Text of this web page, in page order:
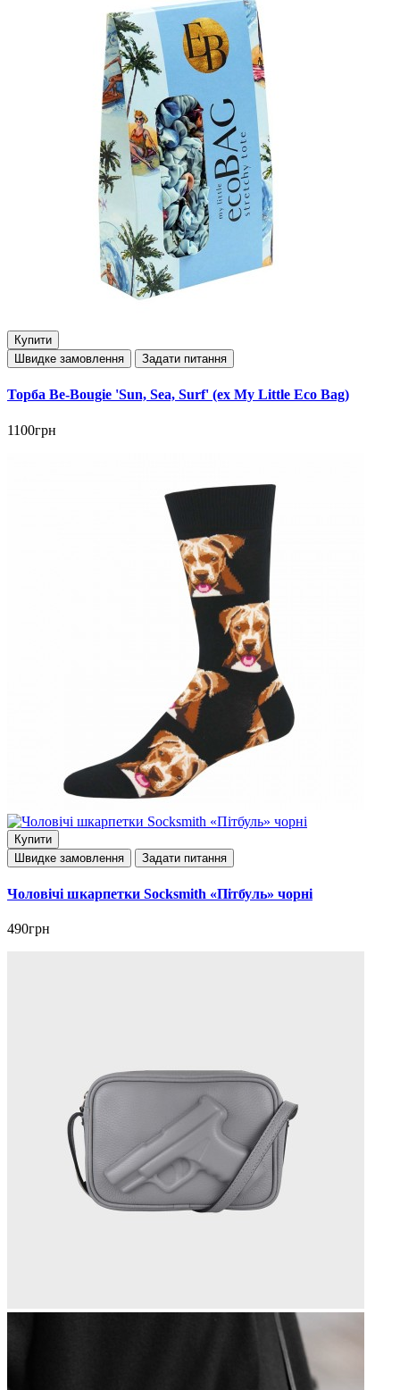
Купити
Швидке замовлення
Задати питання
Торба Be-Bougie 'Sun, Sea, Surf' (ex My Little Eco Bag)
1100грн
Купити
Швидке замовлення
Задати питання
Чоловічі шкарпетки Socksmith «Пітбуль» чорні
490грн